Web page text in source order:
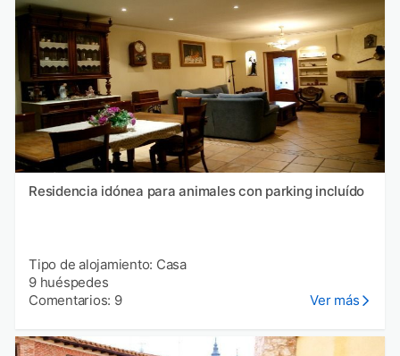
Residencia idónea para animales con parking incluído
Tipo de alojamiento: Casa
9 huéspedes
Comentarios: 9
Ver más